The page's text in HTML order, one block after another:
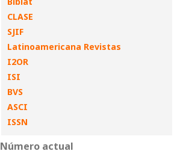
CLASE
SJIF
Latinoamericana Revistas
I2OR
ISI
BVS
ASCI
ISSN
Número actual